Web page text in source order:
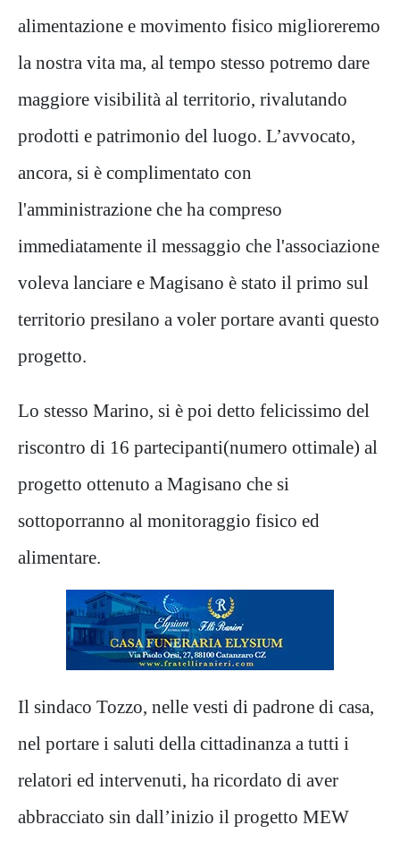
alimentazione e movimento fisico miglioreremo
la nostra vita ma, al tempo stesso potremo dare
maggiore visibilità al territorio, rivalutando
prodotti e patrimonio del luogo. L’avvocato,
ancora, si è complimentato con
l'amministrazione che ha compreso
immediatamente il messaggio che l'associazione
voleva lanciare e Magisano è stato il primo sul
territorio presilano a voler portare avanti questo
progetto.
Lo stesso Marino, si è poi detto felicissimo del
riscontro di 16 partecipanti(numero ottimale) al
progetto ottenuto a Magisano che si
sottoporranno al monitoraggio fisico ed
alimentare.
Il sindaco Tozzo, nelle vesti di padrone di casa,
nel portare i saluti della cittadinanza a tutti i
relatori ed intervenuti, ha ricordato di aver
abbracciato sin dall’inizio il progetto MEW